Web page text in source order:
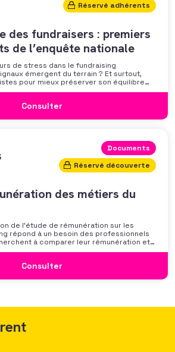
Réservé adhérents
des fundraisers : premiers
de l’enquête nationale
de stress dans le fundraising
émergent du terrain ? Et surtout,
pour mieux préserver son équilibre
vous propose un webinaire pour découvrir
mécanismes
Consulter
Documents
Réservé découverte
des métiers du
de l’étude de rémunération sur les
répond à un besoin des professionnels
à comparer leur rémunération et à
également à une préoccupation
comme un enjeu majeur,
Consulter